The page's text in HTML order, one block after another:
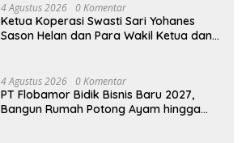
4 Agustus 2026 0 Komentar
Ketua Koperasi Swasti Sari Yohanes
Sason Helan dan Para Wakil Ketua dan
Menyambut Sukacita
4 Agustus 2026 0 Komentar
PT Flobamor Bidik Bisnis Baru 2027,
Bangun Rumah Potong Ayam hingga